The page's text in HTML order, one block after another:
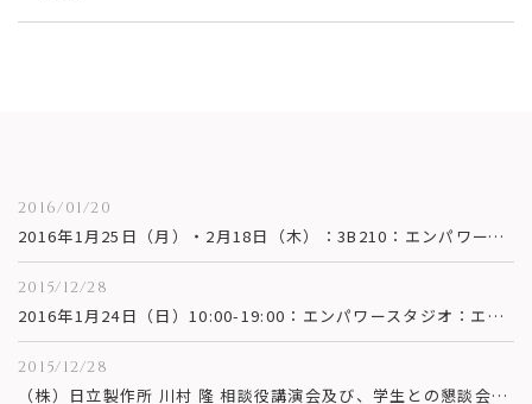
2016/01/20
2016年1月25日（月）・2月18日（木）：3B210：エンパワーメント情報学プログラム 博士論文研究基礎力審査（QE）・達成度審査 公開発表会のお知らせ
2015/12/28
2016年1月24日（日）10:00-19:00：エンパワースタジオ：エンパワーメント情報学プログラム(EMP)主催「BIRD SONG DIAMOND Japan 2016〜鳥の歌のきらめき〜」開催のお知らせ
2015/12/28
（株）日立製作所 川村 隆 相談役講演会及び、学生との懇談会が開催されました。